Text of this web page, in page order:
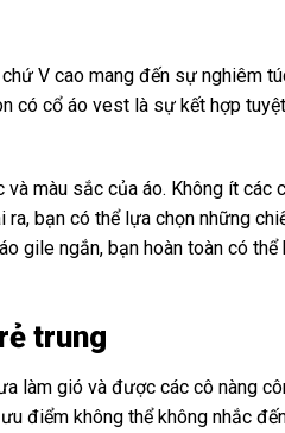
V cao mang đến sự nghiêm
có cổ áo vest là sự kết hợp
màu sắc của áo. Không ít các
bạn có thể lựa chọn những
gile ngắn, bạn hoàn toàn có thể
trung
làm gió và được các cô nàng
điểm không thể không nhắc